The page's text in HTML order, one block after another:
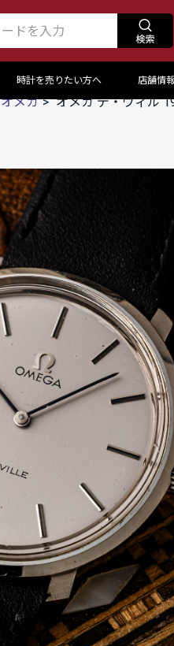
時計を売りたい方へ 店舗情
オメガ オメガ デ・ヴィル